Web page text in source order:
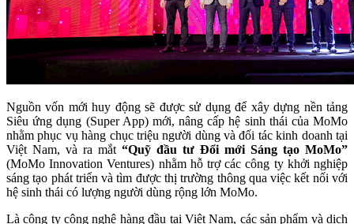
Nguồn vốn mới huy động sẽ được sử dụng để xây dựng nền tảng
Siêu ứng dụng (Super App) mới, nâng cấp hệ sinh thái của MoMo
nhằm phục vụ hàng chục triệu người dùng và đối tác kinh doanh tại
Việt Nam, và ra mắt “Quỹ đầu tư Đổi mới Sáng tạo MoMo”
(MoMo Innovation Ventures) nhằm hỗ trợ các công ty khởi nghiệp
sáng tạo phát triển và tìm được thị trường thông qua việc kết nối với
hệ sinh thái có lượng người dùng rộng lớn MoMo.
Là công ty công nghệ hàng đầu tại Việt Nam, các sản phẩm và dịch